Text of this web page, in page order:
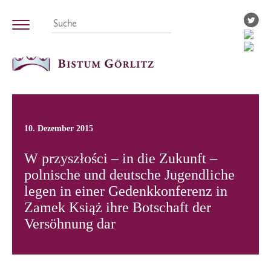
10. Dezember 2015
W przyszłości – in die Zukunft –
polnische und deutsche Jugendliche
legen in einer Gedenkkonferenz in
Zamek Książ ihre Botschaft der
Versöhnung dar